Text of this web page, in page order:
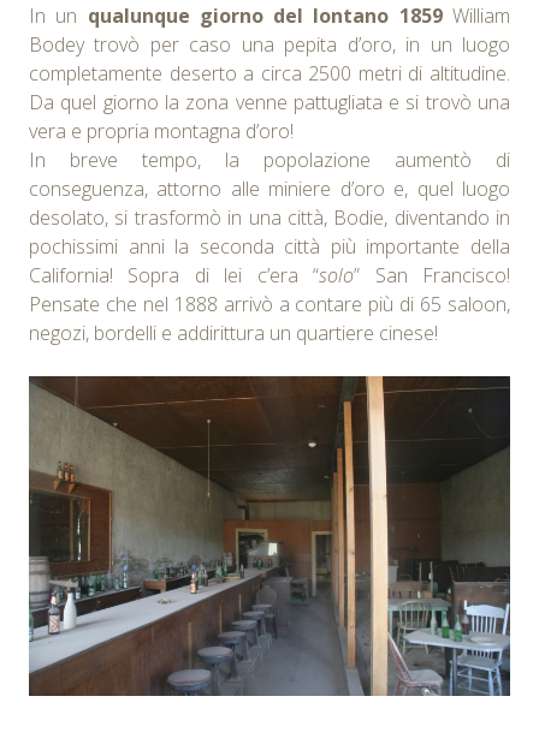
In un qualunque giorno del lontano 1859William
Bodey trovò per caso una pepita d’oro, in un luogo
completamente deserto a circa 2500 metri di altitudine.
Da quel giorno la zona venne pattugliata e si trovò una
vera e propria montagna d’oro!
In breve tempo, la popolazione aumentò di
conseguenza, attorno alle miniere d’oro e, quel luogo
desolato, si trasformò in una città, Bodie, diventando in
pochissimi anni la seconda città più importante della
California! Sopra di lei c’era “solo” San Francisco!
Pensate che nel 1888 arrivò a contare più di 65 saloon,
negozi, bordelli e addirittura un quartiere cinese!